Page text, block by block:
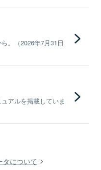
。（2026年7月31日
アルを掲載していま
について